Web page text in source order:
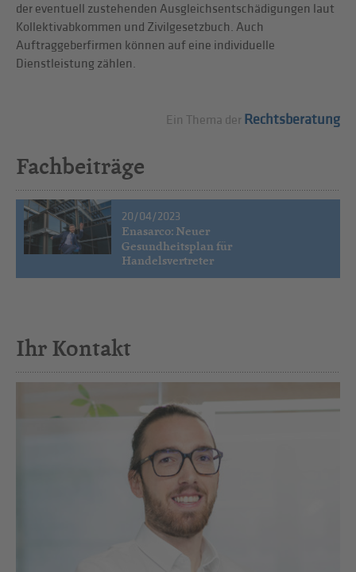
der eventuell zustehenden Ausgleichsentschädigungen laut
Kollektivabkommen und Zivilgesetzbuch. Auch
Auftraggeberfirmen können auf eine individuelle
Dienstleistung zählen.
Ein Thema der Rechtsberatung
Fachbeiträge
20/04/2023
Enasarco: Neuer
Gesundheitsplan für
Handelsvertreter
Ihr Kontakt